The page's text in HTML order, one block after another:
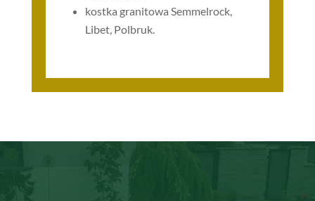
kostka granitowa Semmelrock,
Libet, Polbruk.